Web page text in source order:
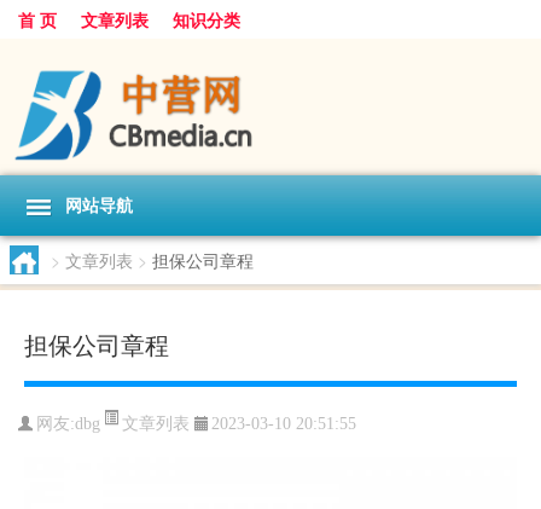
首 页 文章列表 知识分类
网站导航
> 文章列表 > 担保公司章程
担保公司章程
网友:dbg 文章列表 2023-03-10 20:51:55